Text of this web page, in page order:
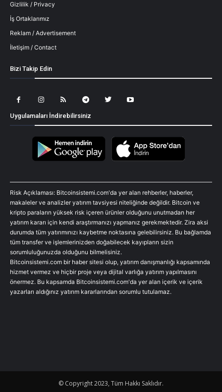
Gizlilik / Privacy
İş Ortaklarımız
Reklam / Advertisement
İletişim / Contact
Bizi Takip Edin
Uygulamaları İndirebilirsiniz
Risk Açıklaması: Bitcoinsistemi.com'da yer alan rehberler, haberler,
makaleler ve analizler yatırım tavsiyesi niteliğinde değildir. Bitcoin ve
kripto paraların yüksek risk içeren ürünler olduğunu unutmadan her
yatırım kararı için kendi araştırmanızı yapmanız gerekmektedir. Zira aksi
durumda tüm yatırımınızı kaybetme noktasına gelebilirsiniz. Bu bağlamda
tüm transfer ve işlemlerinizden doğabilecek kayıpların sizin
sorumluluğunuzda olduğunu bilmelisiniz.
Bitcoinsistemi.com bir haber sitesi olup, yatırım danışmanlığı kapsamında
hizmet vermez ve hiçbir proje veya dijital varlığa yatırım yapılmasını
önermez. Bu kapsamda Bitcoinsistemi.com'da yer alan içerik ve içerik
yazarları aldığınız yatırım kararlarından sorumlu tutulamaz.
© Copyright 2023, Tüm Hakkı Saklıdır.